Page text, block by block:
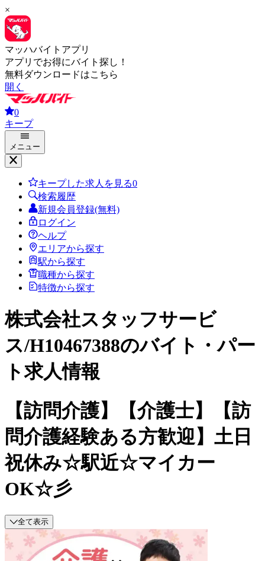
×
マッハバイトアプリ
アプリでお得にバイト探し！
無料ダウンロードはこちら
開く
0
キープ
メニュー
キープした求人を見る0
検索履歴
新規会員登録(無料)
ログイン
ヘルプ
エリアから探す
駅から探す
職種から探す
特徴から探す
株式会社スタッフサービ
ス/H10467388のバイト・パー
ト求人情報
【訪問介護】【介護士】【訪
問介護経験ある方歓迎】土日
祝休み☆駅近☆マイカー
OK☆彡
全て表示